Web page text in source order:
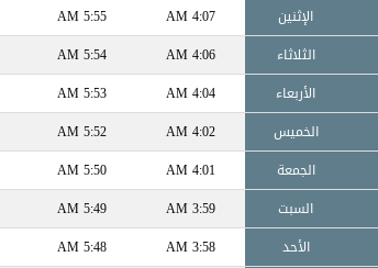
الإثنين 4:07 AM
5:55 AM
الثلاثاء 4:06 AM
5:54 AM
الأربعاء 4:04 AM
5:53 AM
الخميس 4:02 AM
5:52 AM
الجمعة 4:01 AM
5:50 AM
السبت 3:59 AM
5:49 AM
الأحد 3:58 AM
5:48 AM